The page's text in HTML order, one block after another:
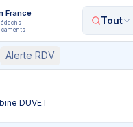
France
Tout
Alerte RDV
DUVET